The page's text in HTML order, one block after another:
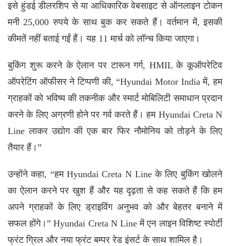
इसे हुंडई डीलरशिप से या आधिकारिक वेबसाइट से ऑनलाइन टोकन
मनी 25,000 रुपये के साथ बुक कर सकते हैं। वर्तमान में, इसकी
कीमतें नहीं बताई गईं हैं। यह 11 मार्च को लॉन्च किया जाएगा।
बुकिंग शुरू करने के ऐलान पर टारून गर्ग, HMIL के कूऑपरेटिव
ऑपरेटिंग ऑफीसर ने टिप्पणी की, “Hyundai Motor India में, हम
ग्राहकों को भविष्य की तकनीक और स्मार्ट मोबिलिटी समाधान प्रदान
करने के लिए अग्रणी होने पर गर्व करते हैं। हम Hyundai Creta N
Line लाकर उद्योग की एक बार फिर नौमोनिय को तोड़ने के लिए
तैयार हैं।”
उन्होंने कहा, “हम Hyundai Creta N Line के लिए बुकिंग खोलने
का ऐलान करने पर खुश हैं और यह दृढ़ता से कह सकते हैं कि हम
अपने ग्राहकों के लिए ड्राइविंग अनुभव को और बेहतर बनाने में
सफल होंगे।” Hyundai Creta N Line में एन लाइन विशिष्ट स्पोर्टी
फ्रंट ग्रिल और नया फ्रंट बम्पर रेड इंसर्ट के साथ शामिल है।